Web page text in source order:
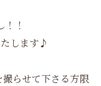
！
します♪
らせて下さる方限